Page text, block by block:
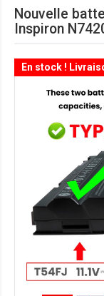
Nouvelle
Inspiron
En stock !